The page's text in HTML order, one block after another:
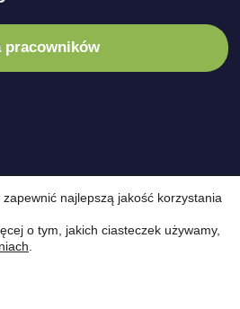
pracowników
Kariera
najlepszą jakość korzystania
o tym, jakich ciasteczek używamy,